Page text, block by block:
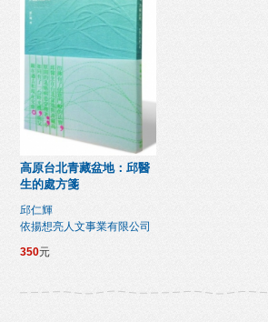
高原台北青藏盆地：邱醫
生的處方箋
邱仁輝
依揚想亮人文事業有限公司
350元